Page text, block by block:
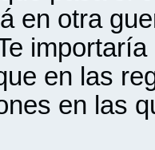
en otra
en las
en las